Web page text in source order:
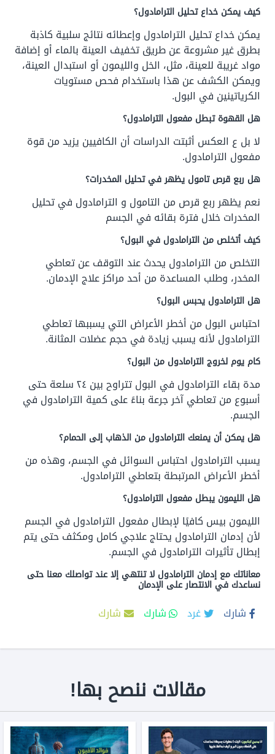
كيف يمكن خداع تحليل الترامادول؟
يمكن خداع تحليل الترامادول وإعطائه نتائج سلبية كاذبة
بطرق غير مشروعة عن طريق تخفيف العينة بالماء أو إضافة
مواد غريبة للعينة، مثل، الخل والليمون أو استبدال العينة،
ويمكن الكشف عن هذا باستخدام فحص مستويات
الكرياتينين في البول.
هل القهوة تبطل مفعول الترامادول؟
لا بل ع العكس أثبتت الدراسات أن الكافيين يزيد من قوة
مفعول الترامادول.
هل ربع قرص تامول يظهر في تحليل المخدرات؟
نعم يظهر ربع قرص من التامول و الترامادول في تحليل
المخدرات خلال فترة بقائه في الجسم
كيف أتخلص من الترامادول في البول؟
التخلص من الترامادول يحدث عند التوقف عن تعاطي
المخدر، وطلب المساعدة من أحد مراكز علاج الإدمان.
هل الترامادول يحبس البول؟
احتباس البول من أخطر الأعراض التي يسببها تعاطي
الترامادول لأنه يسبب زيادة في حجم عضلات المثانة.
كام يوم لخروج الترامادول من البول؟
مدة بقاء الترامادول في البول تتراوح بين ٢٤ سلعة حتى
أسبوع من تعاطي آخر جرعة بناءً على كمية الترامادول في
الجسم.
هل يمكن أن يمنعك الترامادول من الذهاب إلى الحمام؟
يسبب الترامادول احتباس السوائل في الجسم، وهذه من
أخطر الأعراض المرتبطة بتعاطي الترامادول.
هل الليمون يبطل مفعول الترامادول؟
الليمون بيس كافيًا لإبطال مفعول الترامادول في الجسم
لأن إدمان الترامادول يحتاج علاجي كامل ومكثف حتى يتم
إبطال تأثيرات الترامادول في الجسم.
معاناتك مع إدمان الترامادول لا تنتهي إلا عند تواصلك معنا حتى
نساعدك في الانتصار على الإدمان
شارك غرد شارك شارك
مقالات ننصح بها!